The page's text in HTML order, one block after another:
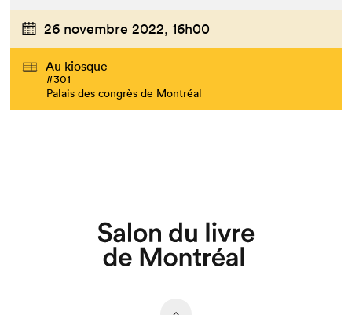
Que cherchez-vous?
26 novembre 2022, 16h00
Au kiosque
#301
Palais des congrès de Montréal